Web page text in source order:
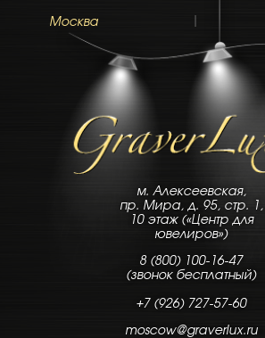
Москва
м. Алексеевская,
пр. Мира, д. 95, стр. 1,
10 этаж («Центр для
ювелиров»)
8 (800) 100-16-47
(звонок бесплатный)
+7 (926) 727-57-60
moscow@graverlux.ru